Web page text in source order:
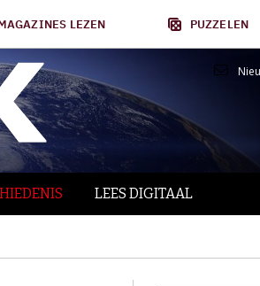
LEZEN PUZZELEN
LEES DIGITAAL